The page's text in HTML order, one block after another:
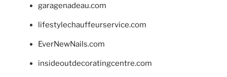
garagenadeau.com
lifestylechauffeurservice.com
EverNewNails.com
insideoutdecoratingcentre.com